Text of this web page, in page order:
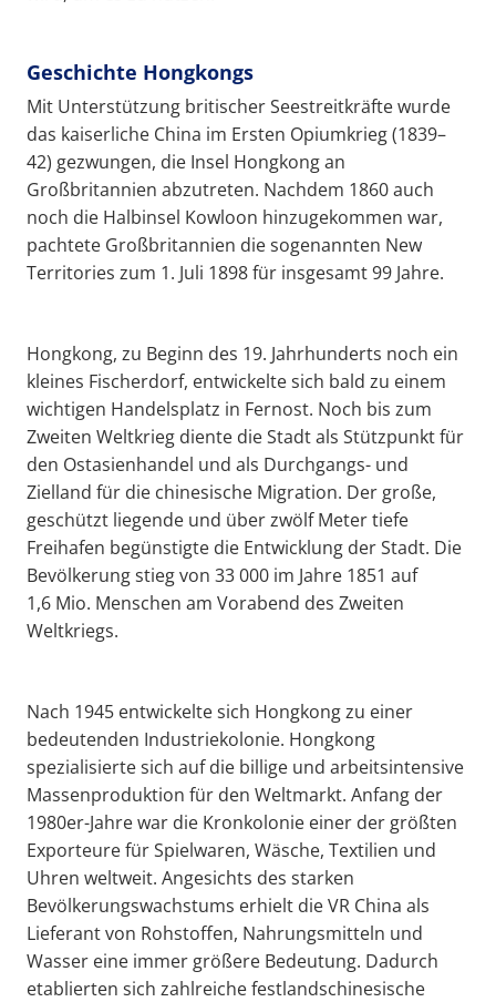
Geschichte Hongkongs
Mit Unterstützung britischer Seestreitkräfte wurde
das kaiserliche China im Ersten Opiumkrieg (1839–
42) gezwungen, die Insel Hongkong an
Großbritannien abzutreten. Nachdem 1860 auch
noch die Halbinsel Kowloon hinzugekommen war,
pachtete Großbritannien die sogenannten New
Territories zum 1. Juli 1898 für insgesamt 99 Jahre.
Hongkong, zu Beginn des 19. Jahrhunderts noch ein
kleines Fischerdorf, entwickelte sich bald zu einem
wichtigen Handelsplatz in Fernost. Noch bis zum
Zweiten Weltkrieg diente die Stadt als Stützpunkt für
den Ostasienhandel und als Durchgangs- und
Zielland für die chinesische Migration. Der große,
geschützt liegende und über zwölf Meter tiefe
Freihafen begünstigte die Entwicklung der Stadt. Die
Bevölkerung stieg von 33 000 im Jahre 1851 auf
1,6 Mio. Menschen am Vorabend des Zweiten
Weltkriegs.
Nach 1945 entwickelte sich Hongkong zu einer
bedeutenden Industriekolonie. Hongkong
spezialisierte sich auf die billige und arbeitsintensive
Massenproduktion für den Weltmarkt. Anfang der
1980er-Jahre war die Kronkolonie einer der größten
Exporteure für Spielwaren, Wäsche, Textilien und
Uhren weltweit. Angesichts des starken
Bevölkerungswachstums erhielt die VR China als
Lieferant von Rohstoffen, Nahrungsmitteln und
Wasser eine immer größere Bedeutung. Dadurch
etablierten sich zahlreiche festlandschinesische